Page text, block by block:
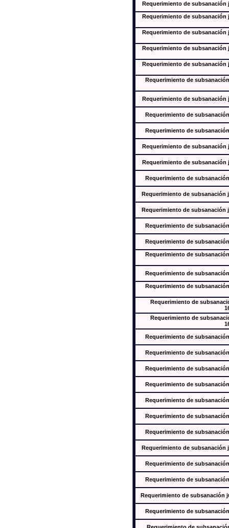
Requerimiento de subsanación
Requerimiento de
Requerimiento de
Requerimiento de
Requerimiento de
Requerimiento de
Requerimiento de subsanación
Requerimiento de
Requerimiento de
Requerimiento de subsanación
Requerimiento de subsanación
Requerimiento de
Requerimiento de subsanación
Requerimiento de subsanación
Requerimiento de
Requerimiento de
Requerimiento de
Requerimiento de
Requerimiento de
Requerimiento de
Requerimiento de
Requerimiento de
Requerimiento de
Requerimiento de
Requerimiento de
Requerimiento de
Requerimiento de
Requerimiento de
Requerimiento de subsanación
Requerimiento de
Requerimiento de
Requerimiento de subsanación
Requerimiento de